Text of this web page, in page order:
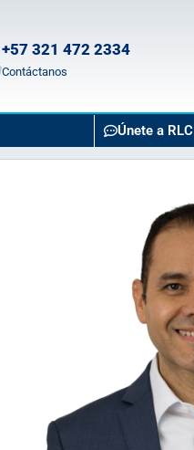
+57 321 472 2334
Contáctanos
Únete a RLC